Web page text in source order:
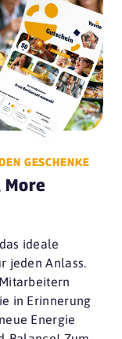
GESCHENKE
More
ideale
jeden Anlass.
in Erinnerung
Energie